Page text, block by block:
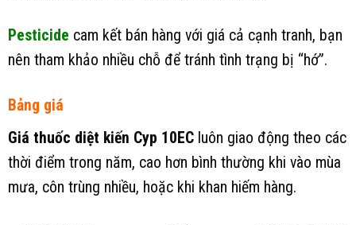
Pesticide cam kết bán hàng với giá cả cạnh tranh, bạn
nên tham khảo nhiều chỗ để tránh tình trạng bị “hớ”.
Bảng giá
Giá thuốc diệt kiến Cyp 10EC luôn giao động theo các
thời điểm trong năm, cao hơn bình thường khi vào mùa
mưa, côn trùng nhiều, hoặc khi khan hiếm hàng.